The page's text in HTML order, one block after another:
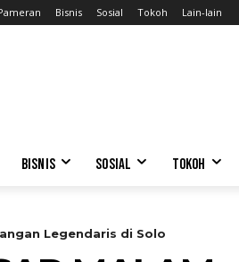
Bisnis Sosial Tokoh Lain-lain
BISNIS SOSIAL TOKOH
Legendaris di Solo